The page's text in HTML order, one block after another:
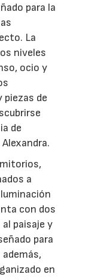
para la
La
niveles
ocio y
piezas de
de
a
con dos
paisaje y
para
en